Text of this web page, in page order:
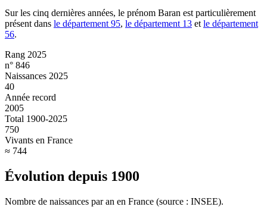
Sur les cinq dernières années, le prénom Baran est particulièrement
présent dans le département 95, le département 13 et le département
56.
Rang 2025
n° 846
Naissances 2025
40
Année record
2005
Total 1900-2025
750
Vivants en France
≈ 744
Évolution depuis 1900
Nombre de naissances par an en France (source : INSEE).